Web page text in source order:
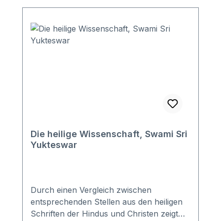
Die heilige Wissenschaft, Swami Sri
Yukteswar
Durch einen Vergleich zwischen
entsprechenden Stellen aus den heiligen
Schriften der Hindus und Christen zeigt